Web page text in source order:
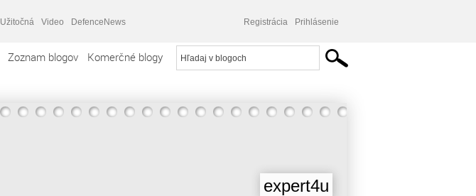
Užitočná Video DefenceNews Registrácia Prihlásenie
Zoznam blogov Komerčné blogy
expert4u